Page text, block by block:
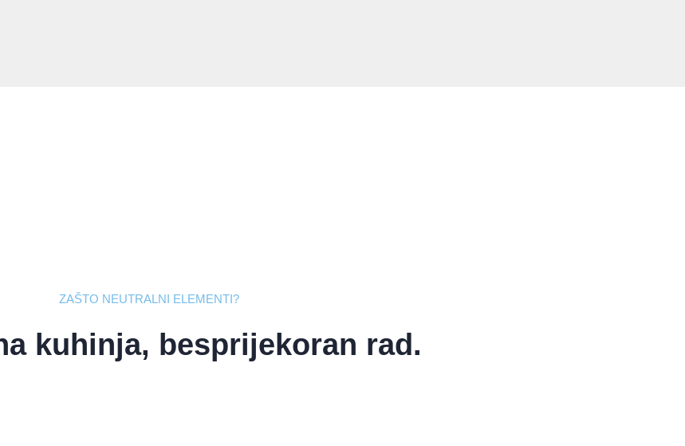
ZAŠTO NEUTRALNI ELEMENTI?
kuhinja, besprijekoran rad.